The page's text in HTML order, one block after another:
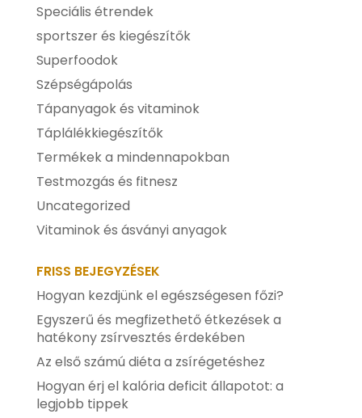
Speciális étrendek
sportszer és kiegészítők
Superfoodok
Szépségápolás
Tápanyagok és vitaminok
Táplálékkiegészítők
Termékek a mindennapokban
Testmozgás és fitnesz
Uncategorized
Vitaminok és ásványi anyagok
FRISS BEJEGYZÉSEK
Hogyan kezdjünk el egészségesen főzi?
Egyszerű és megfizethető étkezések a
hatékony zsírvesztés érdekében
Az első számú diéta a zsírégetéshez
Hogyan érj el kalória deficit állapotot: a
legjobb tippek